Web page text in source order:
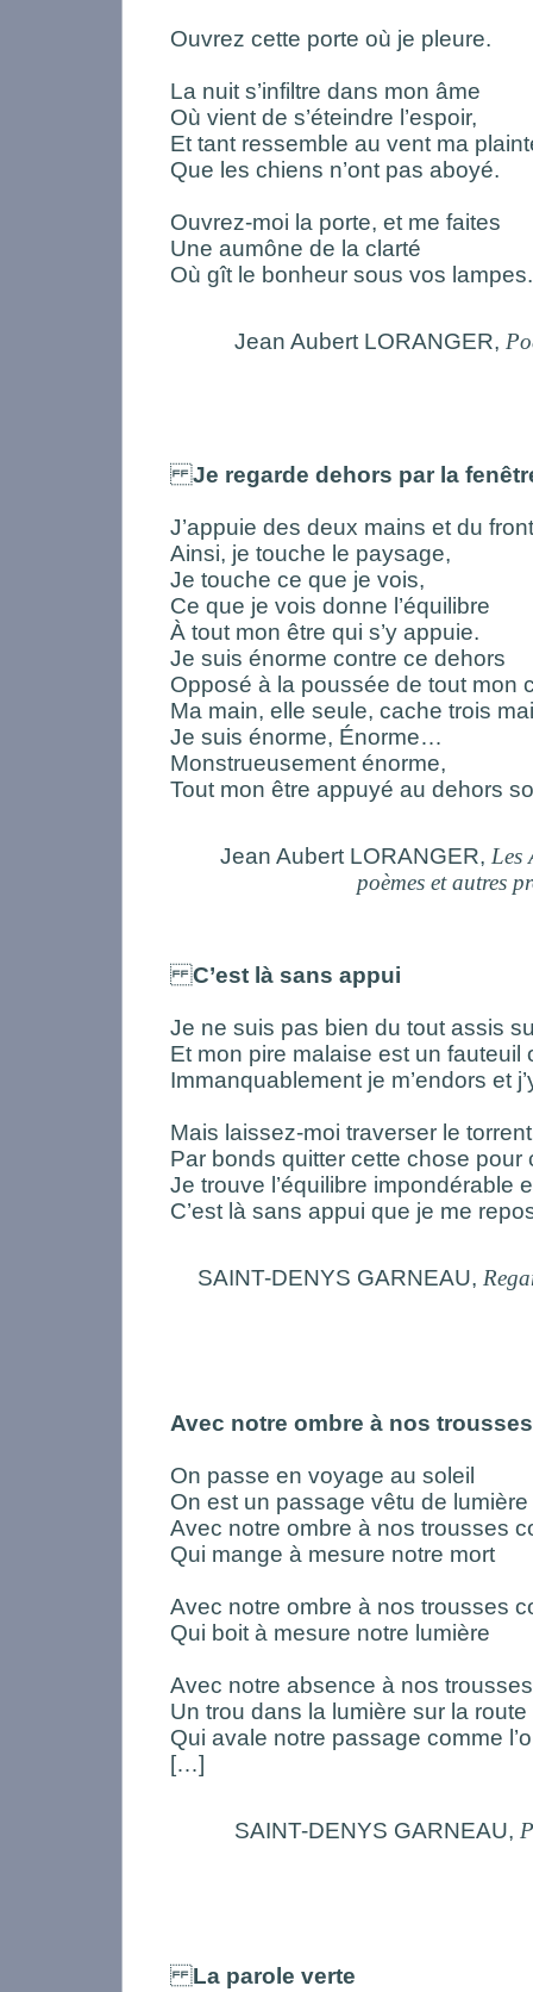
Ouvrez cette porte où je pleure.
La nuit s’infiltre dans mon âme
Où vient de s’éteindre l’espoir,
Et tant ressemble au vent ma
Que les chiens n’ont pas aboyé.
Ouvrez-moi la porte, et me faites
Une aumône de la clarté
Où gît le bonheur sous vos lampes.
Jean Aubert LORANGER,
Je regarde dehors par la
J’appuie des deux mains et du
Ainsi, je touche le paysage,
Je touche ce que je vois,
Ce que je vois donne l’équilibre
À tout mon être qui s’y appuie.
Je suis énorme contre ce dehors
Opposé à la poussée de tout mon
Ma main, elle seule, cache trois
Je suis énorme, Énorme…
Monstrueusement énorme,
Tout mon être appuyé au dehors
Jean Aubert LORANGER, Les
poèmes et autres
C’est là sans appui
Je ne suis pas bien du tout assis
Et mon pire malaise est un fauteuil
Immanquablement je m’endors et
Mais laissez-moi traverser le
Par bonds quitter cette chose pour
Je trouve l’équilibre impondérable
C’est là sans appui que je me
SAINT-DENYS GARNEAU,
Avec notre ombre à nos trousses
On passe en voyage au soleil
On est un passage vêtu de lumière
Avec notre ombre à nos trousses
Qui mange à mesure notre mort
Avec notre ombre à nos trousses
Qui boit à mesure notre lumière
Avec notre absence à nos
Un trou dans la lumière sur la route
Qui avale notre passage comme
[…]
SAINT-DENYS GARNEAU,
La parole verte